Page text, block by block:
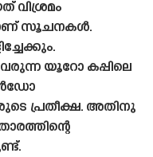
വിശ്രമം
സൂചനകൾ.
വരുന്ന യൂറോ കപ്പിലെ
പ്രതീക്ഷ. അതിനു